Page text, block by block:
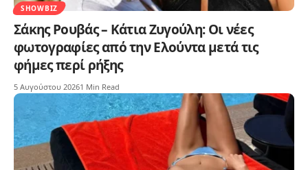
SHOWBIZ
Σάκης Ρουβάς – Κάτια Ζυγούλη: Οι νέες
φωτογραφίες από την Ελούντα μετά τις
φήμες περί ρήξης
5 Αυγούστου 20261 Min Read